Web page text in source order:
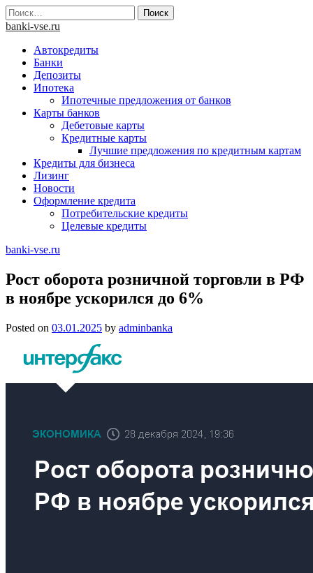
Skip
to
Найти:
banki-vse.ru
Автокредиты
Банки
Депозиты
Ипотека
Ипотечные предложения от банков
Карты банков
Дебетовые карты
Кредитные карты
Лучшие предложения по кредитным картам
Кредиты для бизнеса
Лизинг
Новости
Оформление кредита
Потребительские кредиты
Целевые кредиты
banki-vse.ru
Рост оборота розничной торговли в РФ
в ноябре ускорился до 6%
Posted on 03.01.2025 by adminbanka